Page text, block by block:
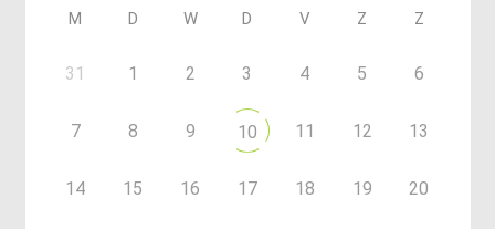
M D W D V Z Z
31 1 2 3 4 5 6
7 8 9 10 11 12 13
14 15 16 17 18 19 20